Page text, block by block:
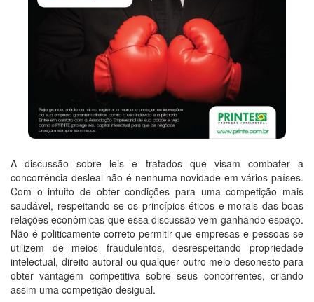
A discussão sobre leis e tratados que visam combater a
concorrência desleal não é nenhuma novidade em vários países.
Com o intuito de obter condições para uma competição mais
saudável, respeitando-se os princípios éticos e morais das boas
relações econômicas que essa discussão vem ganhando espaço.
Não é politicamente correto permitir que empresas e pessoas se
utilizem de meios fraudulentos, desrespeitando propriedade
intelectual, direito autoral ou qualquer outro meio desonesto para
obter vantagem competitiva sobre seus concorrentes, criando
assim uma competição desigual.